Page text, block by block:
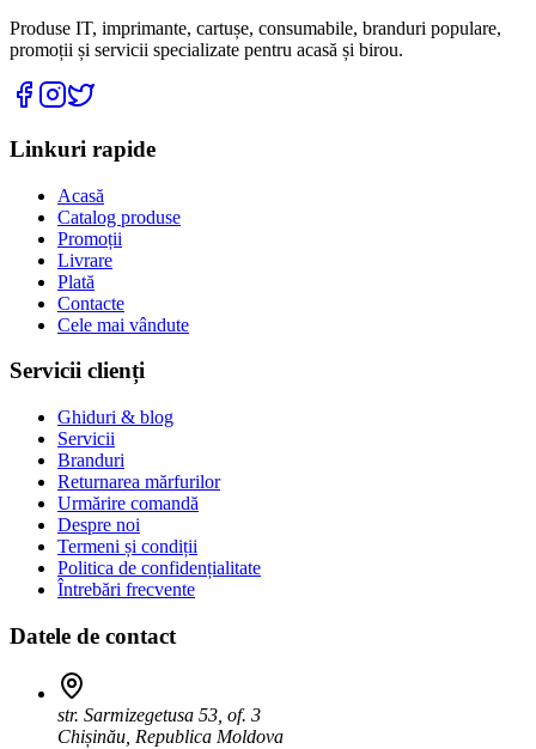
Produse IT, imprimante, cartușe, consumabile, branduri populare,
promoții și servicii specializate pentru acasă și birou.
Linkuri rapide
Acasă
Catalog produse
Promoții
Livrare
Plată
Contacte
Cele mai vândute
Servicii clienți
Ghiduri & blog
Servicii
Branduri
Returnarea mărfurilor
Urmărire comandă
Despre noi
Termeni și condiții
Politica de confidențialitate
Întrebări frecvente
Datele de contact
str. Sarmizegetusa 53, of. 3
Chișinău, Republica Moldova